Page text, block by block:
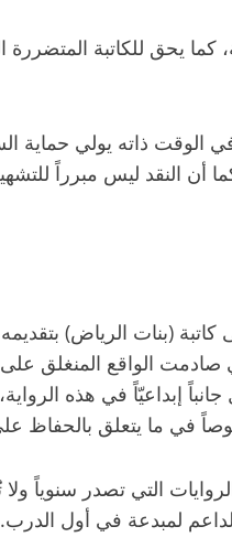
يحق للكاتبة
ذاته يولي حماية
أن النقد ليس مبرراً
(بنات الرياض)
الواقع المنغلق
جانباً إبداعيّاً في هذه
في ما يتعلق بالحفاظ
التي تصدر سنوياً
لمبدعة في أول الدرب.